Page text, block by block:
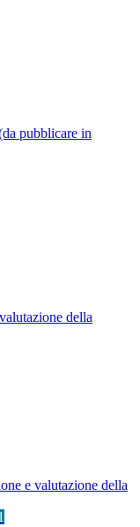
pubblicare in
della
e valutazione della